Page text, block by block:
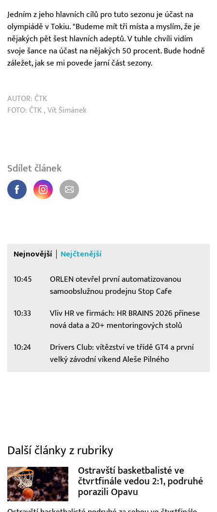
Jedním z jeho hlavních cílů pro tuto sezonu je účast na
olympiádě v Tokiu. "Budeme mít tři místa a myslím, že je
nějakých pět šest hlavních adeptů. V tuhle chvíli vidím
svoje šance na účast na nějakých 50 procent. Bude hodně
záležet, jak se mi povede jarní část sezony.
AUTOR: ČTK
FOTO: ČTK , Vít Šimánek
Sdílet článek
Nejnovější Nejčtenější
10:45
ORLEN otevřel první automatizovanou
samoobslužnou prodejnu Stop Cafe
10:33
Vliv HR ve firmách: HR BRAINS 2026 přinese
nová data a 20+ mentoringových stolů
10:24
Drivers Club: vítězství ve třídě GT4 a první
velký závodní víkend Aleše Pilného
Další články z rubriky
Ostravští basketbalisté ve
čtvrtfinále vedou 2:1, podruhé
porazili Opavu